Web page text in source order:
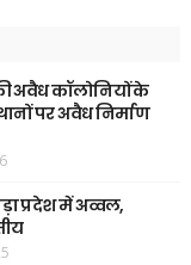
अवैध कॉलोनियों के
पर अवैध निर्माण
प्रदेश में अव्वल,